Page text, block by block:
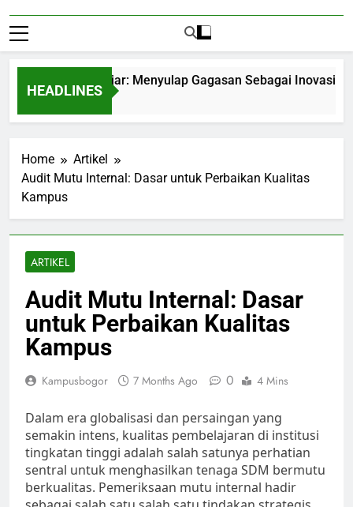
HEADLINES
Pelajar: Menyulap Gagasan Sebagai Inovasi
Home
Artikel
Audit Mutu Internal: Dasar untuk Perbaikan Kualitas
Kampus
ARTIKEL
Audit Mutu Internal: Dasar
untuk Perbaikan Kualitas
Kampus
Kampusbogor 7 Months Ago 0 4 Mins
Dalam era globalisasi dan persaingan yang
semakin intens, kualitas pembelajaran di institusi
tingkatan tinggi adalah salah satunya perhatian
sentral untuk menghasilkan tenaga SDM bermutu
berkualitas. Pemeriksaan mutu internal hadir